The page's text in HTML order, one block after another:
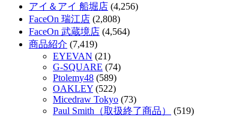
アイ＆アイ 船堀店 (4,256)
FaceOn 瑞江店 (2,808)
FaceOn 武蔵境店 (4,564)
商品紹介 (7,419)
EYEVAN (21)
G-SQUARE (74)
Ptolemy48 (589)
OAKLEY (522)
Micedraw Tokyo (73)
Paul Smith（取扱終了商品）
(519)